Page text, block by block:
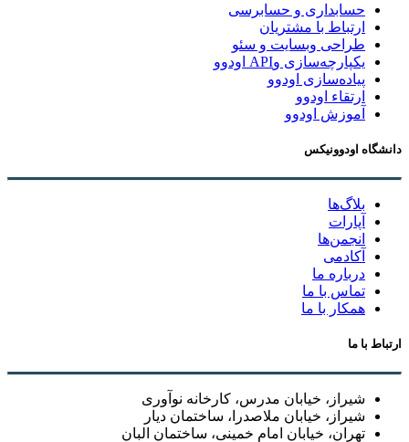
حسابداری و حسابرسی
ارتباط با مشتریان
طراحی وبسایت و سئو
یکپارچه‌سازی وAPI اودوو
پیاده‌سازی اودوو
ارتقاء اودوو
آموزش اودوو
دانشگاه اودوونیکس
بلاگ‌ها
آپارات
انجمن‌ها
آکادمی
درباره ما
تماس با ما
همکار با ما
ارتباط با ما
شیراز، خیابان مدرس، کارخانه نوآوری
شیراز، خیابان ملاصدرا، ساختمان دیار
تهران، خیابان امام خمینی، ساختمان البان